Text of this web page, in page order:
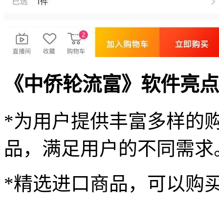
《中侨轮流富》软件亮
*为用户提供丰富多样的
品，满足用户的不同需求
*精选进口商品，可以购